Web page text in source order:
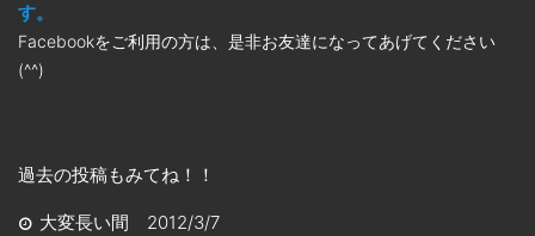
す。
Facebookをご利用の方は、是非お友達になってあげてください
(^^)
過去の投稿もみてね！！
大変長い間 2012/3/7